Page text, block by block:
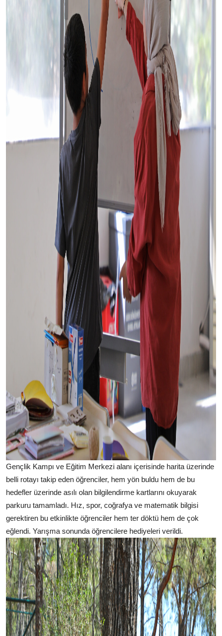
Gençlik Kampı ve Eğitim Merkezi alanı içerisinde harita üzerinde
belli rotayı takip eden öğrenciler, hem yön buldu hem de bu
hedefler üzerinde asılı olan bilgilendirme kartlarını okuyarak
parkuru tamamladı. Hız, spor, coğrafya ve matematik bilgisi
gerektiren bu etkinlikte öğrenciler hem ter döktü hem de çok
eğlendi. Yarışma sonunda öğrencilere hediyeleri verildi.